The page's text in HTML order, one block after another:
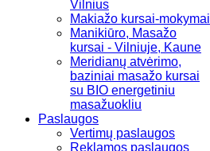
Vilnius
Makiažo kursai-mokymai
Manikiūro, Masažo
kursai - Vilniuje, Kaune
Meridianų atvėrimo,
baziniai masažo kursai
su BIO energetiniu
masažuokliu
Paslaugos
Vertimų paslaugos
Reklamos paslaugos